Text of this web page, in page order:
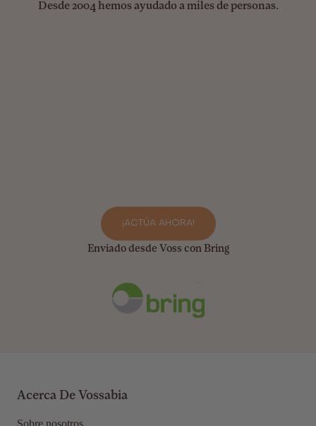
Desde 2004 hemos ayudado a miles de personas.
¡ACTÚA AHORA!
Enviado desde Voss con Bring
Acerca De Vossabia
Sobre nosotros